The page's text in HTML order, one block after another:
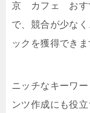
京 カフェ おす
で、競合が少な
ックを獲得できま
ニッチなキーワ
ンツ作成にも役立